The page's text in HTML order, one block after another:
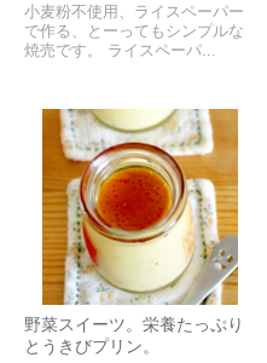
小麦粉不使用、ライスペーパー
で作る、とーってもシンプルな
焼売です。 ライスペーパ...
野菜スイーツ。栄養たっぷり
とうきびプリン。